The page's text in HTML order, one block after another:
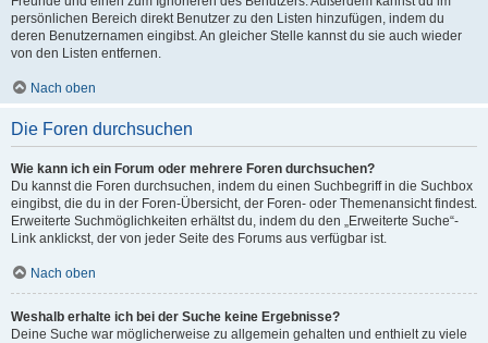
persönlichen Bereich direkt Benutzer zu den Listen hinzufügen, indem du
deren Benutzernamen eingibst. An gleicher Stelle kannst du sie auch wieder
von den Listen entfernen.
Nach oben
Die Foren durchsuchen
Wie kann ich ein Forum oder mehrere Foren durchsuchen?
Du kannst die Foren durchsuchen, indem du einen Suchbegriff in die Suchbox
eingibst, die du in der Foren-Übersicht, der Foren- oder Themenansicht findest.
Erweiterte Suchmöglichkeiten erhältst du, indem du den „Erweiterte Suche“-
Link anklickst, der von jeder Seite des Forums aus verfügbar ist.
Nach oben
Weshalb erhalte ich bei der Suche keine Ergebnisse?
Deine Suche war möglicherweise zu allgemein gehalten und enthielt zu viele